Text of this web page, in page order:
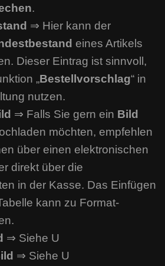
.
⇒ Hier kann der
eines Artikels
Dieser Eintrag ist sinnvoll,
„Bestellvorschlag“ in
nutzen.
⇒ Falls Sie gern ein Bild
möchten, empfehlen
über einen elektronischen
direkt über die
in der Kasse. Das Einfügen
kann zu Format-
⇒ Siehe U
⇒ Siehe U